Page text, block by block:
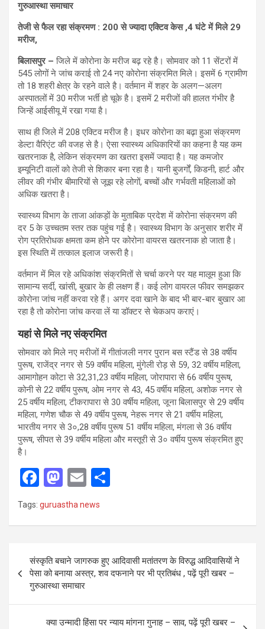
गुरुआस्था समाचार
तेजी से फैल रहा संक्रमण : 200 से ज्यादा एक्टिव केस ,4 घंटे में मिले 29
मरीज,
बिलासपुर – जिले में कोरोना के मरीज बढ़ रहे है। सोमवार को 11 सेंटरों में
545 लोगों ने जांच कराई तो 24 नए कोरोना संक्रमित मिले। इसमें 6 ग्रामीण
तो 18 शहरी क्षेत्र के रहने वाले है। वर्तमान में शहर के अलग—अलग
अस्पातलों में 30 मरीज भर्ती हो चूके है। इसमें 2 मरीजों की हालत गंभीर है
जिन्हें आईसीयू में रखा गया है।
साथ ही जिले में 208 एक्टिव मरीज है। इधर कोरोना का बढ़ा हुआ संक्रमण
डेल्टा वैरिएंट की वजह से है। ऐसा स्वास्थ्य अधिकारियों का कहना है यह कम
खतरनाक है, लेकिन संक्रमण का खतरा इसमें ज्यादा है। यह कमजोर
इम्यूनिटी वालों को तेजी से शिकार बना रहा है। यानी बुजर्गों, किडनी, हार्ट और
लीवर की गंभीर बीमारियों से जूझ रहे लोगों, बच्चों और गर्भवती महिलाओं को
अधिक खतरा है।
स्वास्थ्य विभाग के ताजा आंकड़ों के मुताबिक प्रदेश में कोरोना संक्रमण की
दर 5 के उच्चतम स्तर तक पहुंच गई है। स्वास्थ्य विभाग के अनुसार शरीर में
रोग प्रतिरोधक क्षमता कम होने पर कोरोना वायरस खतरनाक हो जाता है।
इस स्थिति में तत्काल इलाज जरूरी है।
वर्तमान में मिल रहे अधिकांश संक्रमितों से चर्चा करने पर यह मालूम हुआ कि
सामान्य सर्दी, खांसी, बुखार के ही लक्षण हैं। कई लोग वायरल फीवर समझकर
कोरोना जांच नहीं करवा रहे हैं। अगर दवा खाने के बाद भी बार-बार बुखार आ
रहा है तो कोरोना जांच करवा लें या डॉक्टर से चेकअप कराएं।
यहां से मिले नए संक्रमित
सोमवार को मिले नए मरीजों में गीतांजली नगर पुरान बस स्टैंड से 38 वर्षीय
पुरूष, राजेंद्र नगर से 59 वर्षीय महिला, मुंगेली रोड़ से 59, 32 वर्षीय महिला,
आमागोहन कोटा से 32,31,23 वर्षीय महिला, जोरापारा से 66 वर्षीय पुरूष,
कोनी से 22 वर्षीय पुरूष, ओम नगर से 43, 45 वर्षीय महिला, अशोक नगर से
25 वर्षीय महिला, टीकरापारा से 30 वर्षीय महिला, जूना बिलासपुर से 29 वर्षीय
महिला, गणेश चौक से 49 वर्षीय पुरूष, नेहरू नगर से 21 वर्षीय महिला,
भारतीय नगर से 3०,28 वर्षीय पुरूष 51 वर्षीय महिला, मंगला से 36 वर्षीय
पुरूष, सीपत से 39 वर्षीय महिला और मस्तूरी से 3० वर्षीय पुरूष संक्रमित हुए
है।
F
ce
o
o
k
M
a
st
d
o
n
E
ail
Tags: guruastha news
Post
navigation
संस्कृति बचाने जागरुक हुए आदिवासी मतांतरण के विरुद्ध आदिवासियों ने
पेसा को बनाया अस्त्र, शव दफनाने पर भी प्रतिबंध , पढ़ें पूरी खबर –
गुरुआस्था समाचार
क्या उन्मादी हिंसा पर न्याय मांगना गुनाह – साव, पढ़ें पूरी खबर –